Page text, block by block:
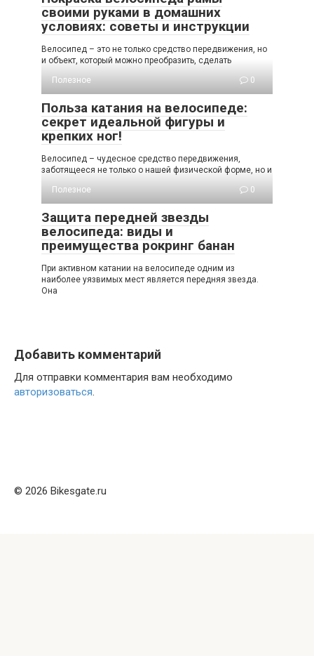
своими руками в домашних
условиях: советы и инструкции
Велосипед – это не только средство передвижения, но
и объект, который можно преобразить, сделать
Полезное
0
Польза катания на велосипеде:
секрет идеальной фигуры и
крепких ног!
Велосипед – чудесное средство передвижения,
заботящееся не только о нашей физической форме, но и
Полезное
0
Защита передней звезды
велосипеда: виды и
преимущества рокринг банан
При активном катании на велосипеде одним из
наиболее уязвимых мест является передняя звезда.
Она
Добавить комментарий
Для отправки комментария вам необходимо
авторизоваться.
© 2026 Bikesgate.ru